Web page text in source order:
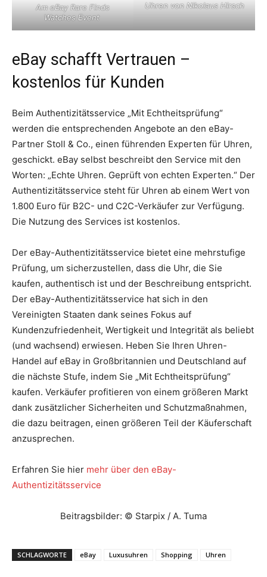
AmeBay Rare Finds
Watches Event
Uhren von Nikolaus Hirsch
​eBay schafft Vertrauen –
kostenlos für Kunden
​Beim Authentizitätsservice „Mit Echtheitsprüfung“
werden die entsprechenden Angebote an den eBay-
Partner Stoll & Co., einen führenden Experten für Uhren,
geschickt. eBay selbst beschreibt den Service mit den
Worten: „Echte Uhren. Geprüft von echten Experten.“ Der
Authentizitätsservice steht für Uhren ab einem Wert von
1.800 Euro für B2C- und C2C-Verkäufer zur Verfügung.
Die Nutzung des Services ist kostenlos.
​Der eBay-Authentizitätsservice bietet eine mehrstufige
Prüfung, um sicherzustellen, dass die Uhr, die Sie
kaufen, authentisch ist und der Beschreibung entspricht.
Der eBay-Authentizitätsservice hat sich in den
Vereinigten Staaten dank seines Fokus auf
Kundenzufriedenheit, Wertigkeit und Integrität als beliebt
(und wachsend) erwiesen. Heben Sie Ihren Uhren-
Handel auf eBay in Großbritannien und Deutschland auf
die nächste Stufe, indem Sie „Mit Echtheitsprüfung“
kaufen. Verkäufer profitieren von einem größeren Markt
dank zusätzlicher Sicherheiten und Schutzmaßnahmen,
die dazu beitragen, einen größeren Teil der Käuferschaft
anzusprechen.
​Erfahren Sie hier mehr über den eBay-
Authentizitätsservice
Beitragsbilder: © Starpix / A. Tuma
SCHLAGWORTE eBay Luxusuhren Shopping Uhren